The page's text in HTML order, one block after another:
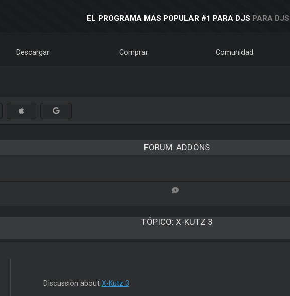
EL PROGRAMA MAS POPULAR #1 PARA DJS PARA
Descargar Comprar Comunidad
FORUM: ADDONS
TÓPICO: X-KUTZ 3
Discussion about X-Kutz 3